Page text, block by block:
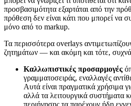
προσβασιμότητα εξαρτάται από την
πρόθεση δεν είναι κάτι που μπορεί να
μόνο από το markup.
Τα περισσότερα overlays
ζητημάτων — και ακόμη και τότε,
Καλλωπιστικές προσαρμογές
γραμματοσειράς, εναλλαγές
Αυτά είναι πραγματικά χρήσιμα
αλλά τα λειτουργικά συστήματα